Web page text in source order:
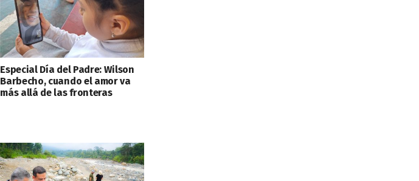
Especial Día del Padre: Wilson
Barbecho, cuando el amor va
más allá de las fronteras